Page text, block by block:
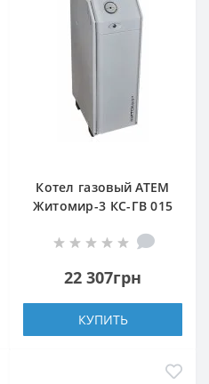
Котел газовый АТЕМ
Житомир-3 КС-ГВ 015
22 307грн
КУПИТЬ